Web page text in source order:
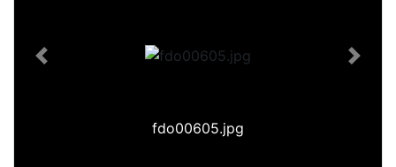
fdo00605.jpg
Previous Next